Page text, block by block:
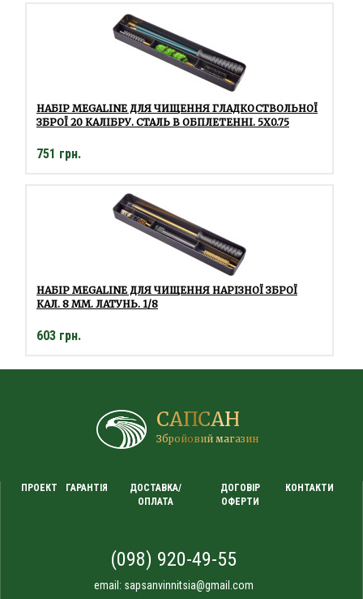
НАБІР MEGALINE ДЛЯ ЧИЩЕННЯ ГЛАДКОСТВОЛЬНОЇ
ЗБРОЇ 20 КАЛІБРУ. СТАЛЬ В ОБПЛЕТЕННІ. 5X0.75
751 грн.
НАБІР MEGALINE ДЛЯ ЧИЩЕННЯ НАРІЗНОЇ ЗБРОЇ
КАЛ. 8 ММ. ЛАТУНЬ. 1/8
603 грн.
САПСАН
Збройовий магазин
ПРОЕКТ ГАРАНТІЯ
ДОСТАВКА/
ОПЛАТА
ДОГОВІР
ОФЕРТИ
КОНТАКТИ
(098) 920-49-55
email: sapsanvinnitsia@gmail.com